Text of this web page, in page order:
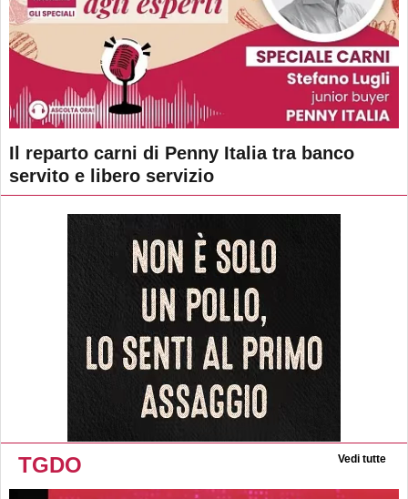
Il reparto carni di Penny Italia tra banco
servito e libero servizio
TGDO Vedi tutte